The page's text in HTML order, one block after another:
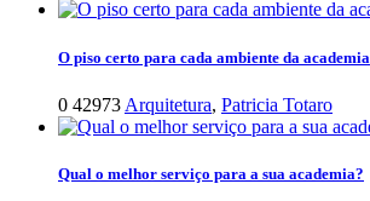
O piso certo para cada ambiente da academia
0 42973 Arquitetura, Patricia Totaro
Qual o melhor serviço para a sua academia?